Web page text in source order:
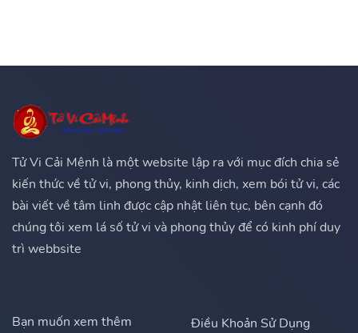
Tử Vi Cải Mệnh là một website lập ra với mục đích chia sẻ
kiến thức về tử vi, phong thủy, kinh dịch, xem bói tử vi, các
bài viết về tâm linh được cập nhật liên tục, bên cạnh đó
chúng tôi xem lá số tử vi và phong thủy để có kinh phí duy
trì webbsite
Bạn muốn xem thêm
Điều Khoản Sử Dụng